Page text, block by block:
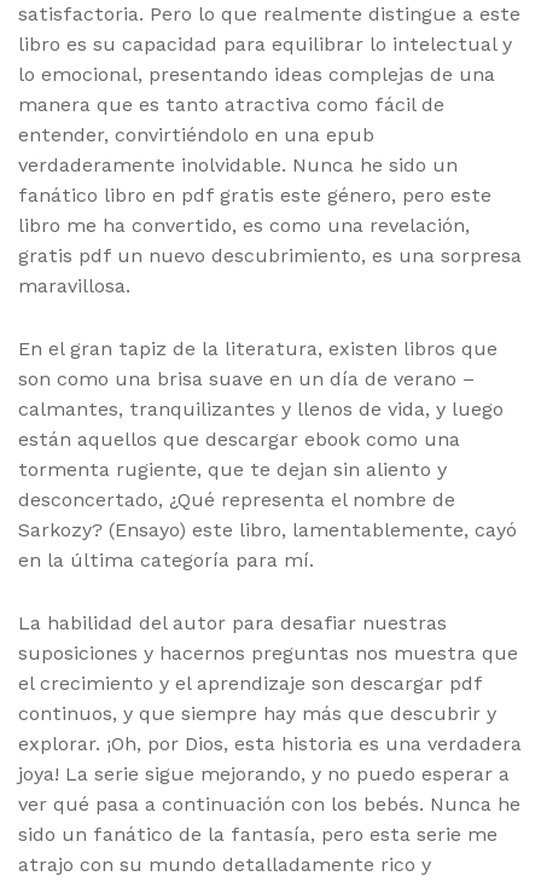
satisfactoria. Pero lo que realmente distingue a este
libro es su capacidad para equilibrar lo intelectual y
lo emocional, presentando ideas complejas de una
manera que es tanto atractiva como fácil de
entender, convirtiéndolo en una epub
verdaderamente inolvidable. Nunca he sido un
fanático libro en pdf gratis este género, pero este
libro me ha convertido, es como una revelación,
gratis pdf un nuevo descubrimiento, es una sorpresa
maravillosa.
En el gran tapiz de la literatura, existen libros que
son como una brisa suave en un día de verano –
calmantes, tranquilizantes y llenos de vida, y luego
están aquellos que descargar ebook como una
tormenta rugiente, que te dejan sin aliento y
desconcertado, ¿Qué representa el nombre de
Sarkozy? (Ensayo) este libro, lamentablemente, cayó
en la última categoría para mí.
La habilidad del autor para desafiar nuestras
suposiciones y hacernos preguntas nos muestra que
el crecimiento y el aprendizaje son descargar pdf
continuos, y que siempre hay más que descubrir y
explorar. ¡Oh, por Dios, esta historia es una verdadera
joya! La serie sigue mejorando, y no puedo esperar a
ver qué pasa a continuación con los bebés. Nunca he
sido un fanático de la fantasía, pero esta serie me
atrajo con su mundo detalladamente rico y